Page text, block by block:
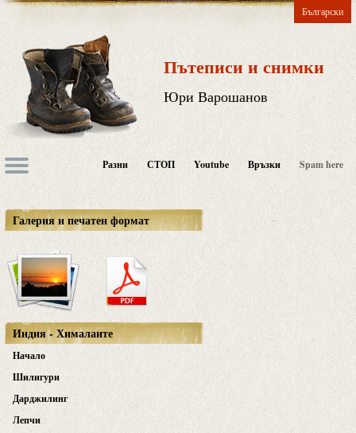
Български
Пътеписи и снимки
Юри Варошанов
Разни СТОП Youtube Връзки Spam here
Галерия и печатен формат
Индия - Хималаите
Начало
Шилигури
Дарджилинг
Лепчи